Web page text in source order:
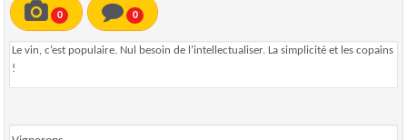
0 0
Le vin, c’est populaire. Nul besoin de l’intellectualiser. La simplicité et les copains
!